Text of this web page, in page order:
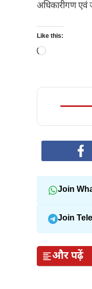
अधिकारीगण एवं
Like this:
Loading…
Join
Join
और पढ़ें